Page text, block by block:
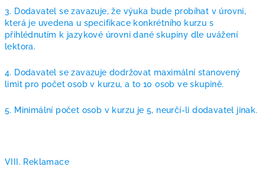
3. Dodavatel se zavazuje, že výuka bude probíhat v úrovni,
která je uvedena u specifikace konkrétního kurzu s
přihlédnutím k jazykové úrovni dané skupiny dle uvážení
lektora.
4. Dodavatel se zavazuje dodržovat maximální stanovený
limit pro počet osob v kurzu, a to 10 osob ve skupině.
5. Minimální počet osob v kurzu je 5, neurčí-li dodavatel jinak.
VIII. Reklamace